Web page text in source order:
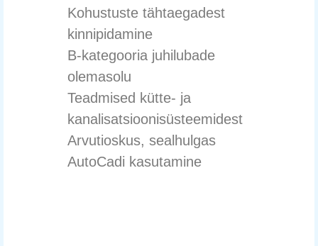
Kohustuste tähtaegadest
kinnipidamine
B-kategooria juhilubade
olemasolu
Teadmised kütte- ja
kanalisatsioonisüsteemidest
Arvutioskus, sealhulgas
AutoCadi kasutamine